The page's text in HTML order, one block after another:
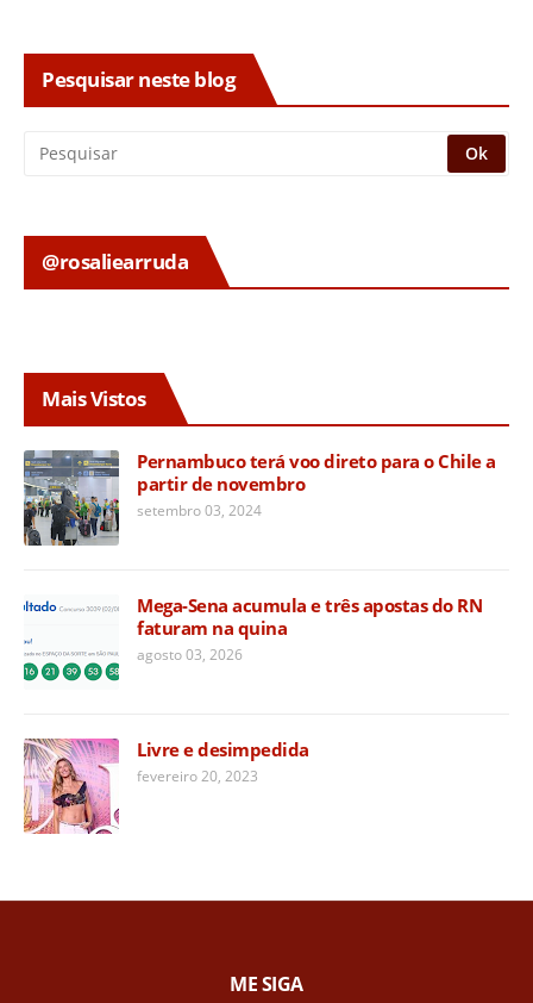
Pesquisar neste blog
@rosaliearruda
Mais Vistos
Pernambuco terá voo direto para o Chile a
partir de novembro
setembro 03, 2024
Mega-Sena acumula e três apostas do RN
faturam na quina
agosto 03, 2026
Livre e desimpedida
fevereiro 20, 2023
ME SIGA